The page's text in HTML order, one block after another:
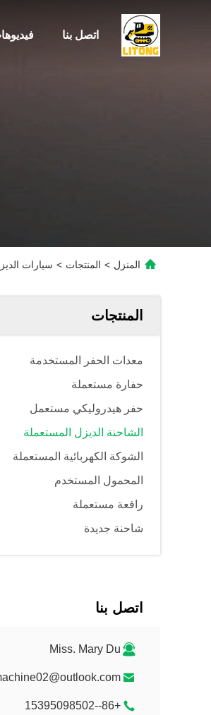
اتصل بنا
المنزل > المنتجات > سيارات الديزل من اليد
المنتجات
معدات الحفر المستخدمة
حفارة مستعملة
حفر هيدروليكي مستعمل
الشاحنة الديزل المستعملة
الشوكة الكهربائية المستعملة
المحمول المستخدم
رافعة مستعملة
شاحنة جديدة
اتصل بنا
Miss. Mary Du
+86--15395098502